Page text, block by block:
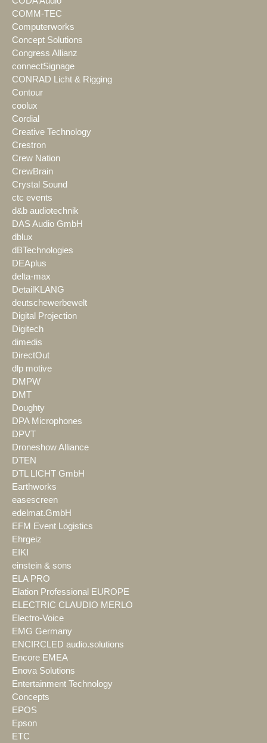
COMM-TEC
Computerworks
Concept Solutions
Congress Allianz
connectSignage
CONRAD Licht & Rigging
Contour
coolux
Cordial
Creative Technology
Crestron
Crew Nation
CrewBrain
Crystal Sound
ctc events
d&b audiotechnik
DAS Audio GmbH
dblux
dBTechnologies
DEAplus
delta-max
DetailKLANG
deutschewerbewelt
Digital Projection
Digitech
dimedis
DirectOut
dlp motive
DMPW
DMT
Doughty
DPA Microphones
DPVT
Droneshow Alliance
DTEN
DTL LICHT GmbH
Earthworks
easescreen
edelmat.GmbH
EFM Event Logistics
Ehrgeiz
EIKI
einstein & sons
ELA PRO
Elation Professional EUROPE
ELECTRIC CLAUDIO MERLO
Electro-Voice
EMG Germany
ENCIRCLED audio.solutions
Encore EMEA
Enova Solutions
Entertainment Technology
Concepts
EPOS
Epson
ETC